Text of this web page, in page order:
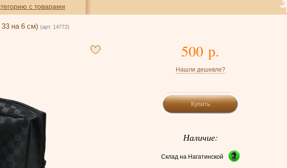
с товарами
на 6 см) (арт. 14772)
500 р.
Нашли дешевле?
Купить
Наличие:
Склад на Нагатинской